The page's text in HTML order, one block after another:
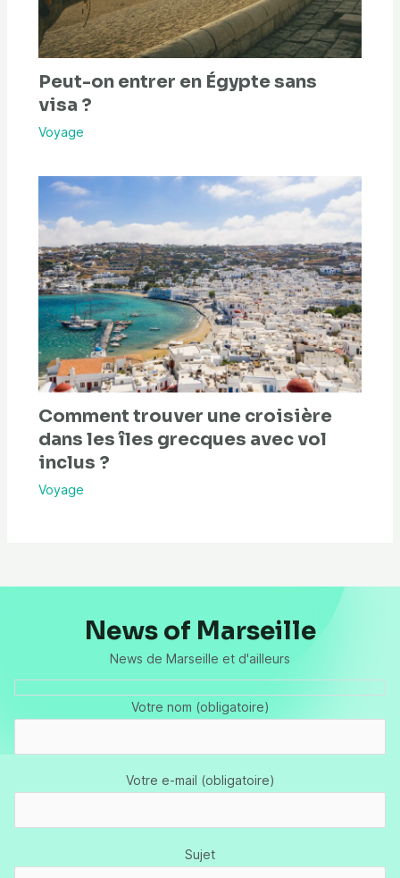
Peut-on entrer en Égypte sans
visa ?
Voyage
Comment trouver une croisière
dans les îles grecques avec vol
inclus ?
Voyage
News of Marseille
News de Marseille et d'ailleurs
Votre nom (obligatoire)
Votre e-mail (obligatoire)
Sujet